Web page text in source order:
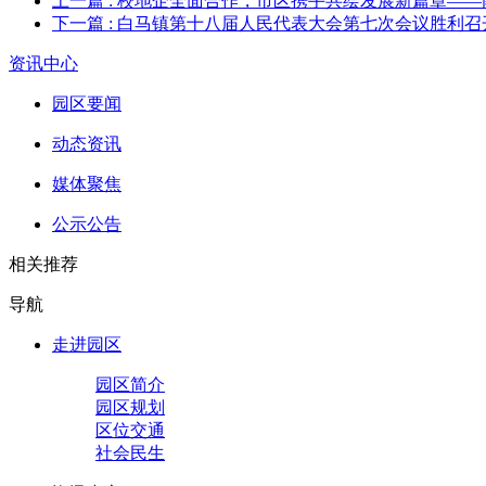
下一篇 : 白马镇第十八届人民代表大会第七次会议胜利召
资讯中心
园区要闻
动态资讯
媒体聚焦
公示公告
相关推荐
导航
走进园区
园区简介
园区规划
区位交通
社会民生